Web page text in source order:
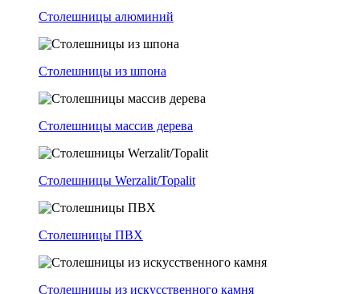
Столешницы алюминий
Столешницы из шпона
Столешницы массив дерева
Столешницы Werzalit/Topalit
Столешницы ПВХ
Столешницы из искусственного камня